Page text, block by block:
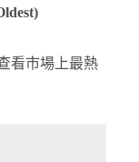
看市場上最熱